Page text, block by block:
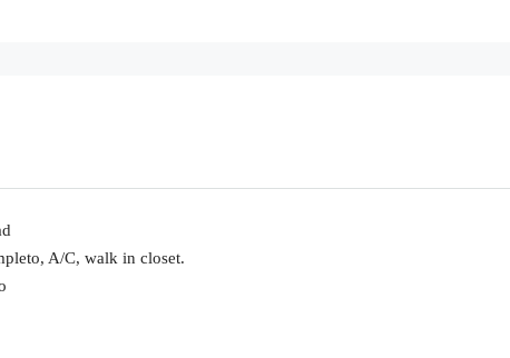
A/C, walk in closet.